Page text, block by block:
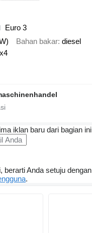
Euro 3
Bahan bakar diesel
iklan baru dari bagian ini
berarti Anda setuju dengan
.